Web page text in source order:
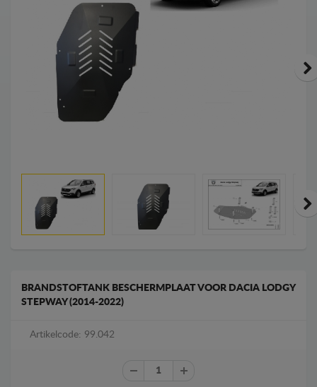
BRANDSTOFTANK BESCHERMPLAAT VOOR DACIA LODGY
STEPWAY (2014-2022)
Artikelcode: 99.042